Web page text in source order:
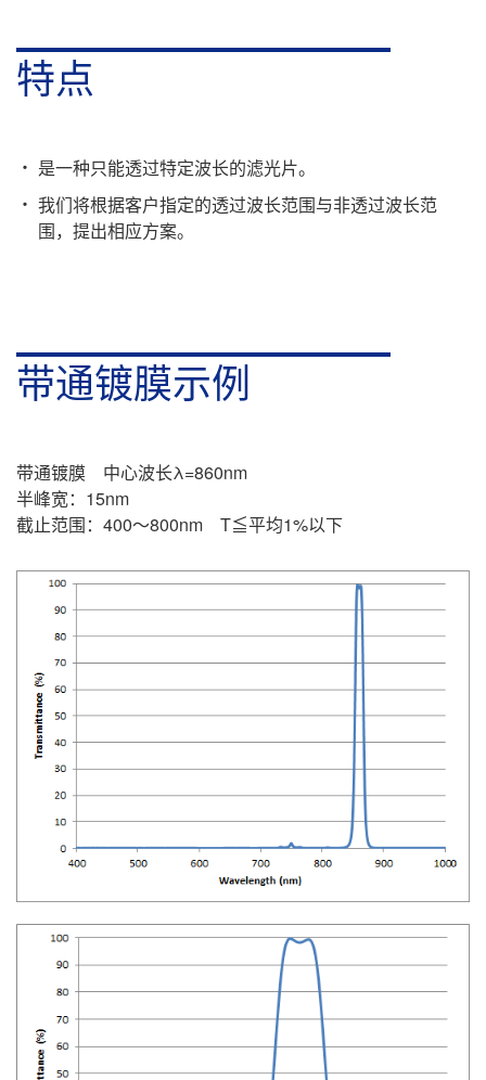
特点
是一种只能透过特定波长的滤光片。
我们将根据客户指定的透过波长范围与非透过波长范
围，提出相应方案。
带通镀膜示例
带通镀膜 中心波长λ=860nm
半峰宽：15nm
截止范围：400～800nm T≦平均1%以下